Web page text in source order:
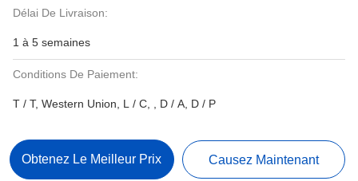
Délai De Livraison:
1 à 5 semaines
Conditions De Paiement:
T / T, Western Union, L / C, , D / A, D / P
Obtenez Le Meilleur Prix Causez Maintenant